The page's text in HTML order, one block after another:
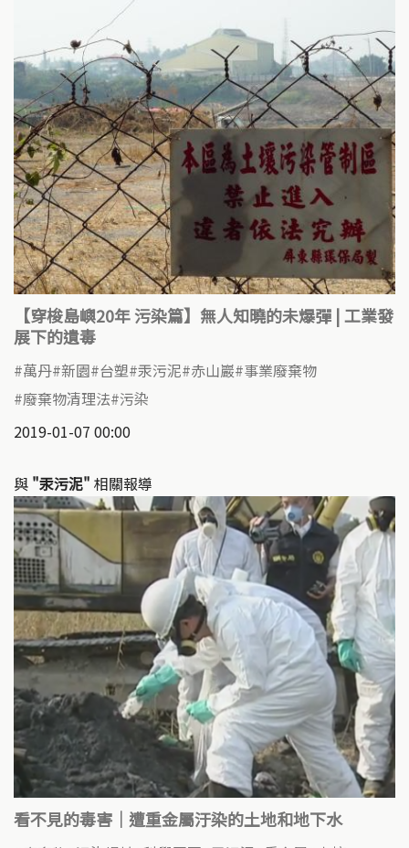
【穿梭島嶼20年 污染篇】無人知曉的未爆彈 | 工業發
展下的遺毒
萬丹 新園 台塑 汞污泥 赤山巖 事業廢棄物
廢棄物清理法 污染
2019-01-07 00:00
與 "汞污泥" 相關報導
看不見的毒害｜遭重金屬汙染的土地和地下水